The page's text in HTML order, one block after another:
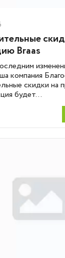
Braas
компания
скидки на
будет...